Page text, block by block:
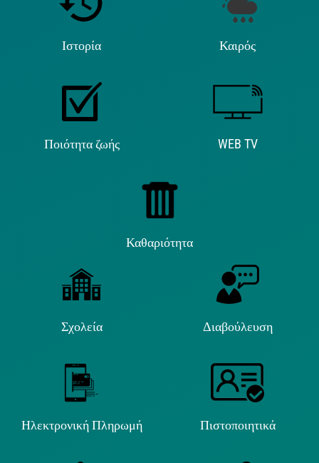
Ιστορία Καιρός
Ποιότητα ζωής WEB TV
Καθαριότητα
Σχολεία Διαβούλευση
Ηλεκτρονική Πληρωμή Πιστοποιητικά